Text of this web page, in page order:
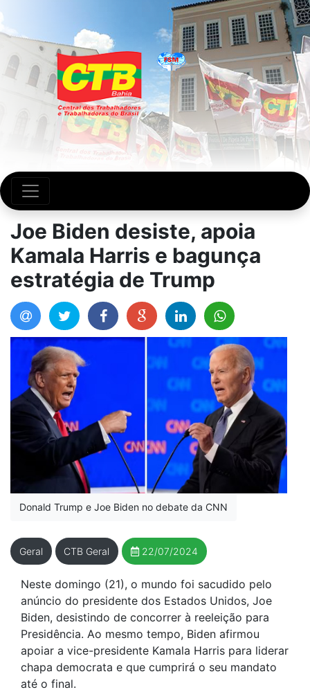
Joe Biden desiste, apoia
Kamala Harris e bagunça
estratégia de Trump
Donald Trump e Joe Biden no debate da CNN
Geral CTB Geral 22/07/2024
Neste domingo (21), o mundo foi sacudido pelo
anúncio do presidente dos Estados Unidos, Joe
Biden, desistindo de concorrer à reeleição para
Presidência. Ao mesmo tempo, Biden afirmou
apoiar a vice-presidente Kamala Harris para liderar
chapa democrata e que cumprirá o seu mandato
até o final.